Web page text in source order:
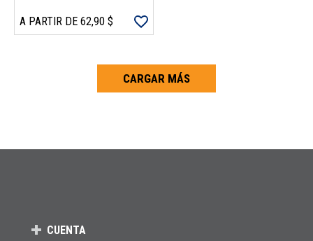
A PARTIR DE 62,90 $
CARGAR MÁS
CUENTA